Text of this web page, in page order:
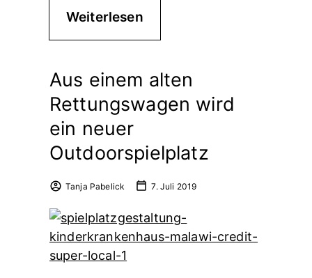
Weiterlesen
Aus einem alten
Rettungswagen wird
ein neuer
Outdoorspielplatz
Tanja Pabelick 7. Juli 2019